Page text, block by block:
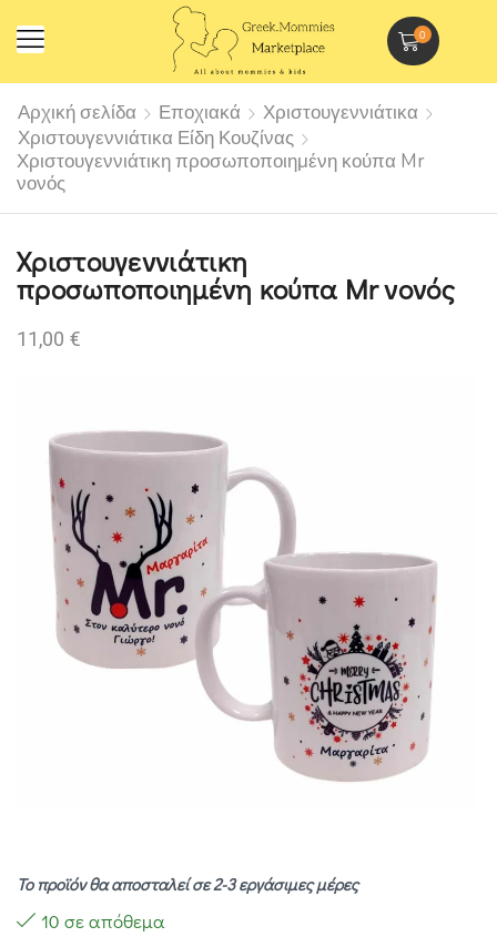
0
Αρχική σελίδα Εποχιακά
Χριστουγεννιάτικα
Χριστουγεννιάτικα Είδη Κουζίνας
Χριστουγεννιάτικη προσωποποιημένη κούπα Mr
νονός
Χριστουγεννιάτικη
προσωποποιημένη κούπα Mr νονός
11,00 €
Το προϊόν θα αποσταλεί σε 2-3 εργάσιμες μέρες
10 σε απόθεμα